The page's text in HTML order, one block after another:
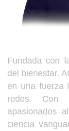
Fundada con
del bienestar,
en una fuerza
redes. Con
apasionados
ciencia